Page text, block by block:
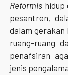
Reformis
pesantren,
dalam gerakan
ruang-ruang
penafsiran
jenis